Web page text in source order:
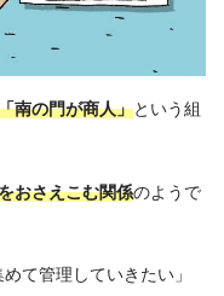
南の門が商人」という組
おさえこむ関係のようで
て管理していきたい」